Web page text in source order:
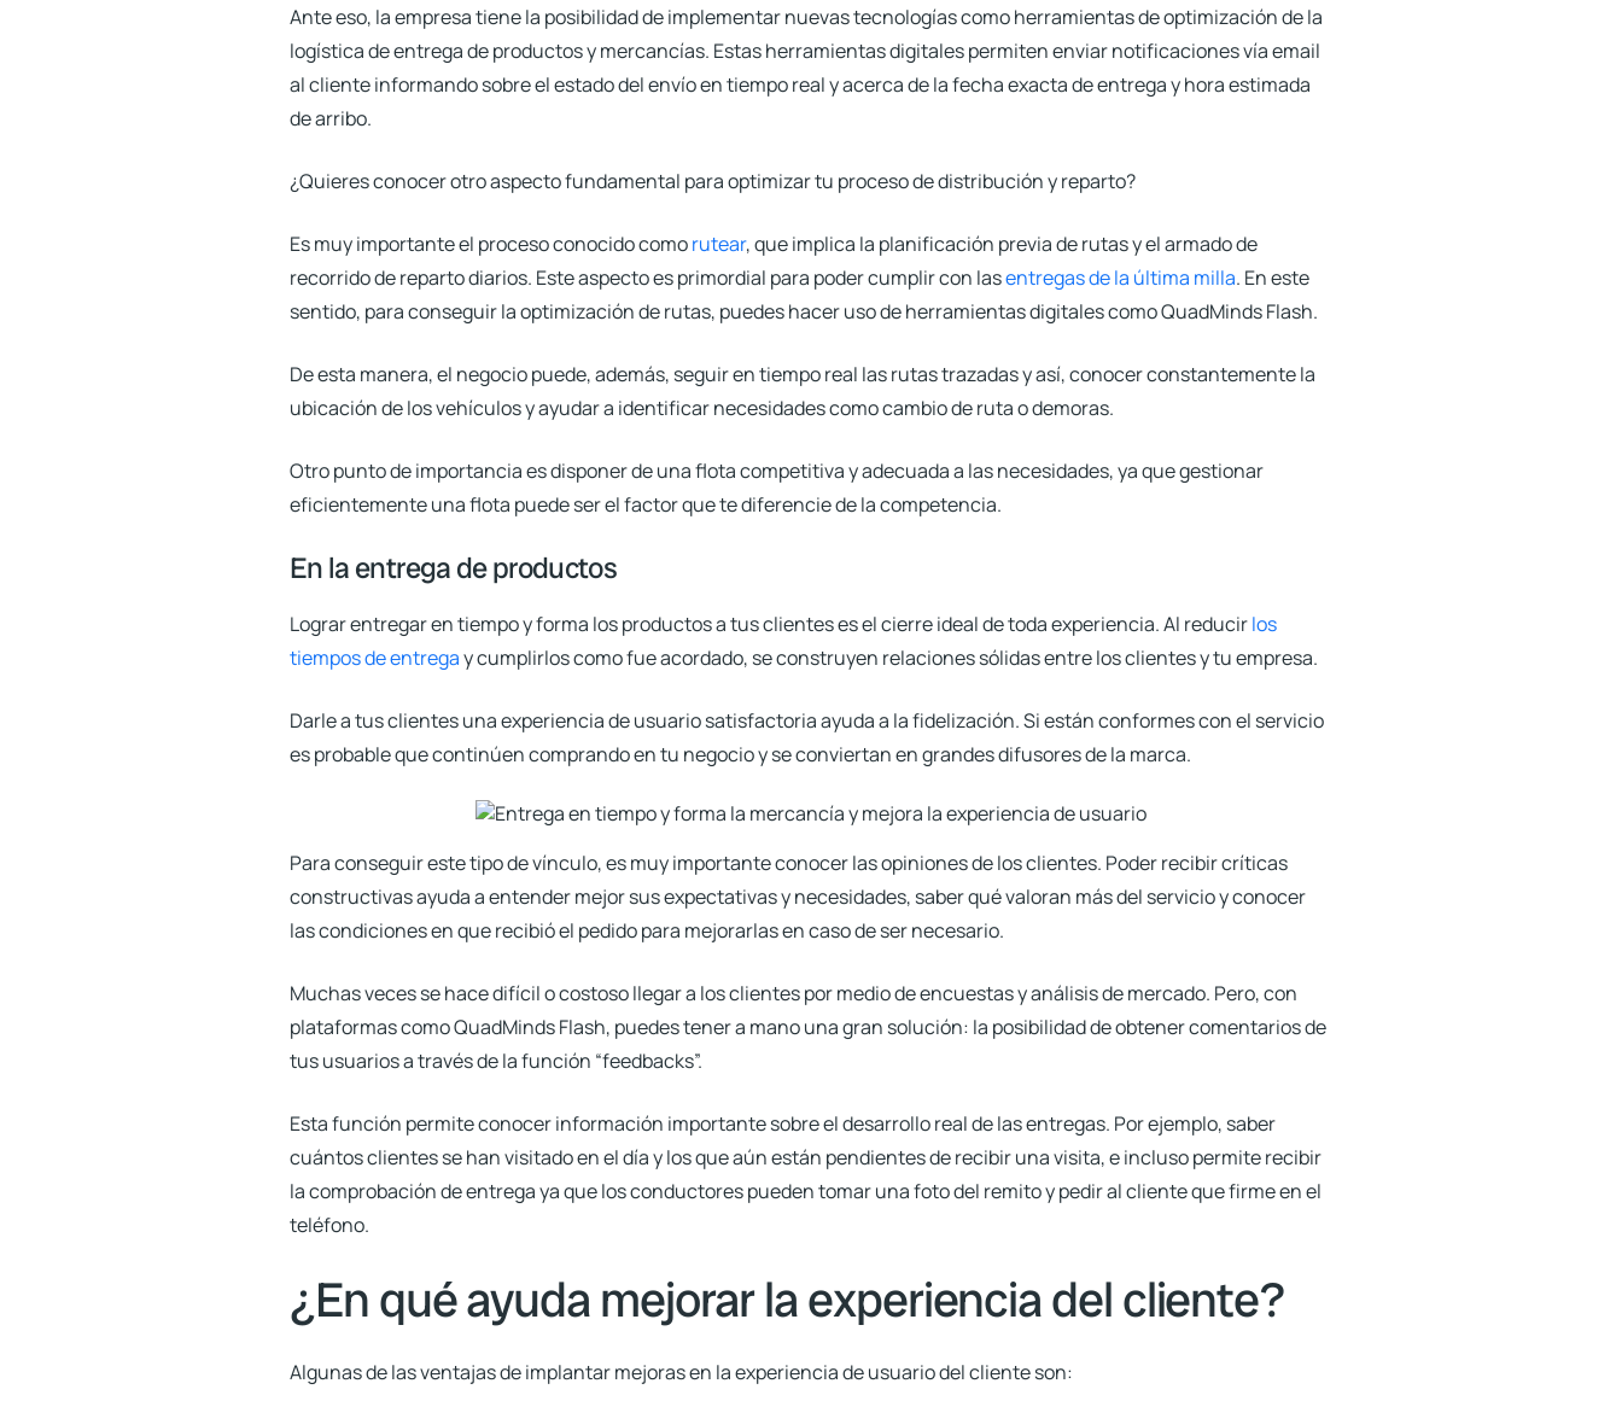
Ante eso, la empresa tiene la posibilidad de implementar nuevas tecnologías como herramientas de optimización de la
logística de entrega de productos y mercancías. Estas herramientas digitales permiten enviarnotificaciones vía email
al cliente informando sobre el estado del envío en tiempo real y acerca de la fecha exacta de entrega y hora estimada
de arribo.
¿Quieres conocer otro aspecto fundamental para optimizar tu proceso de distribución y reparto?
Es muy importante el proceso conocido comorutear, que implica la planificación previa de rutas y el armado de
recorrido de reparto diarios. Este aspecto es primordial para poder cumplir con lasentregas de la última milla. En este
sentido, para conseguir la optimización de rutas, puedes hacer uso de herramientas digitales comoQuadMinds Flash.
De esta manera, el negocio puede, además, seguir en tiempo real las rutas trazadas y así,conocer constantemente la
ubicación de los vehículos y ayudar a identificar necesidades como cambio de ruta o demoras.
Otro punto de importancia es disponer de una flota competitiva y adecuada a las necesidades, ya que gestionar
eficientemente una flota puede ser el factor que te diferencie de la competencia.
En la entrega de productos
Lograr entregar en tiempo y forma los productos a tus clientes es el cierre ideal de toda experiencia. Al reducirlos
tiempos de entregay cumplirlos como fue acordado, se construyen relaciones sólidas entre los clientes y tu empresa.
Darle a tus clientes una experiencia de usuario satisfactoria ayuda a la fidelización.Si están conformes con el servicio
es probable que continúen comprando en tu negocio y se conviertan en grandes difusores de la marca.
Para conseguir este tipo de vínculo, es muy importante conocer las opiniones de los clientes. Poder recibir críticas
constructivas ayuda a entender mejor sus expectativas y necesidades, saber qué valoran más del servicio y conocer
las condiciones en que recibió el pedido para mejorarlas en caso de ser necesario.
Muchas veces se hace difícil o costoso llegar a los clientes por medio de encuestas y análisis de mercado. Pero, con
plataformas como QuadMinds Flash, puedes tener a mano una gran solución: la posibilidad de obtener comentarios de
tus usuarios a través de la función “feedbacks”.
Esta función permite conocer información importante sobre el desarrollo real de las entregas. Por ejemplo, saber
cuántos clientes se han visitado en el día y los que aún están pendientes de recibir una visita, e incluso permite recibir
la comprobación de entrega ya que los conductores pueden tomar una foto del remito y pedir al cliente que firme en el
teléfono.
¿En qué ayuda mejorar la experiencia del cliente?
Algunas de las ventajas de implantar mejoras en la experiencia de usuario del cliente son: